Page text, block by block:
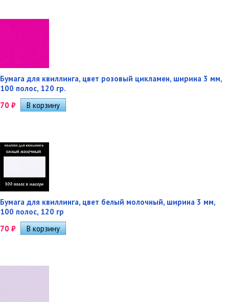
Бумага для квиллинга, цвет розовый цикламен, ширина 3 мм,
100 полос, 120 гр.
70 ₽
Бумага для квиллинга, цвет белый молочный, ширина 3 мм,
100 полос, 120 гр
70 ₽